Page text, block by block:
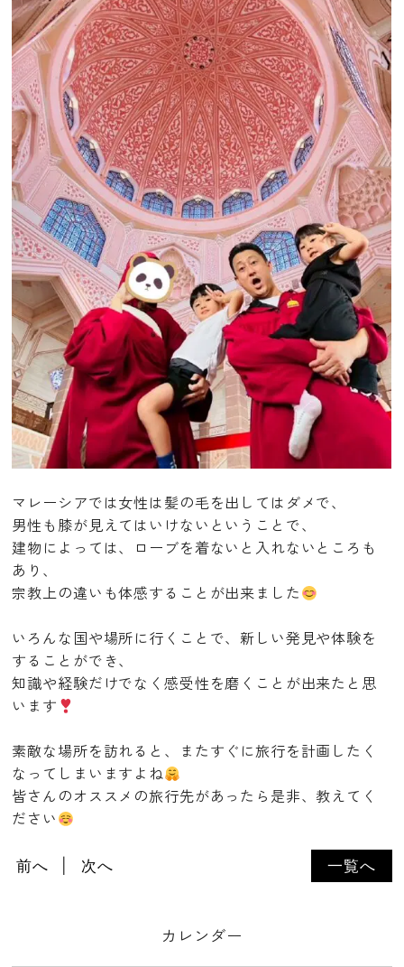
マレーシアでは女性は髪の毛を出してはダメで、
男性も膝が見えてはいけないということで、
建物によっては、ローブを着ないと入れないところも
あり、
宗教上の違いも体感することが出来ました
いろんな国や場所に行くことで、新しい発見や体験を
することができ、
知識や経験だけでなく感受性を磨くことが出来たと思
います
素敵な場所を訪れると、またすぐに旅行を計画したく
なってしまいますよね
皆さんのオススメの旅行先があったら是非、教えてく
ださい
一覧へ
前へ 次へ
カレンダー